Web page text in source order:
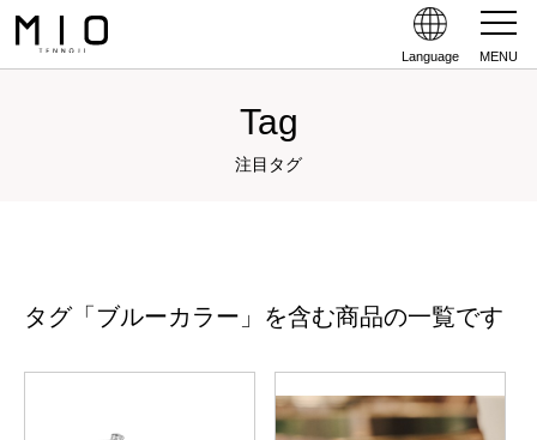
Language MENU
Tag
注目タグ
タグ「ブルーカラー」を含む商品の一覧です